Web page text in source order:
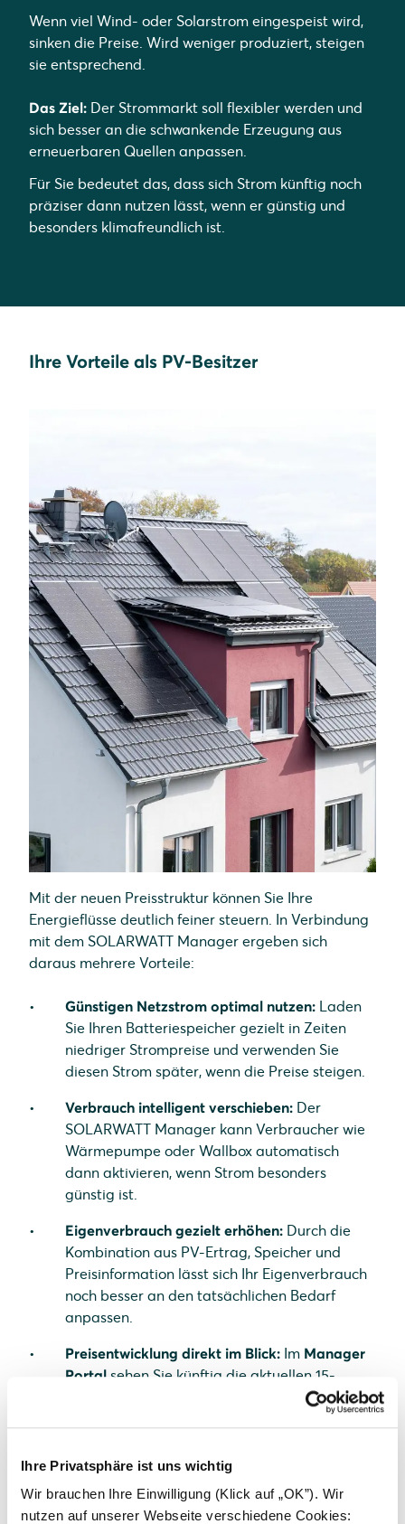
Ihre Privatsphäre ist uns wichtig
Wir brauchen Ihre Einwilligung (Klick auf „OK”). Wir
nutzen auf unserer Webseite verschiedene Cookies:
Wenn viel Wind- oder Solarstrom eingespeist wird,
sinken die Preise. Wird weniger produziert, steigen
sie entsprechend.
Das Ziel: Der Strommarkt soll flexibler werden und
sich besser an die schwankende Erzeugung aus
erneuerbaren Quellen anpassen.
Für Sie bedeutet das, dass sich Strom künftig noch
präziser dann nutzen lässt, wenn er günstig und
besonders klimafreundlich ist.
Ihre Vorteile als PV-Besitzer
Mit der neuen Preisstruktur können Sie Ihre
Energieflüsse deutlich feiner steuern. In Verbindung
mit dem SOLARWATT Manager ergeben sich
daraus mehrere Vorteile:
Günstigen Netzstrom optimal nutzen: Laden
Sie Ihren Batteriespeicher gezielt in Zeiten
niedriger Strompreise und verwenden Sie
diesen Strom später, wenn die Preise steigen.
Verbrauch intelligent verschieben: Der
SOLARWATT Manager kann Verbraucher wie
Wärmepumpe oder Wallbox automatisch
dann aktivieren, wenn Strom besonders
günstig ist.
Eigenverbrauch gezielt erhöhen: Durch die
Kombination aus PV-Ertrag, Speicher und
Preisinformation lässt sich Ihr Eigenverbrauch
noch besser an den tatsächlichen Bedarf
anpassen.
Preisentwicklung direkt im Blick: Im Manager
Portal sehen Sie künftig die aktuellen 15-
Minuten-Preise direkt im Dashboard. So
wissen Sie jederzeit, wann sich der Strombezug
Nutzung Ihrer PV-Anlage und ein aktiver Beitrag zur